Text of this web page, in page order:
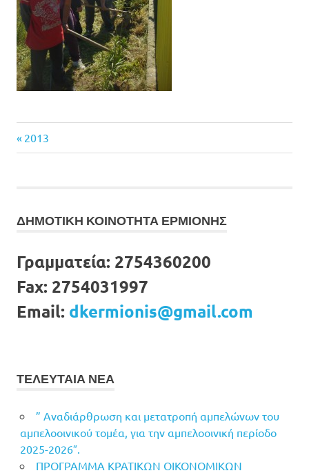
Πλοήγηση
Previous
Post:
2013
ΔΗΜΟΤΙΚΗ ΚΟΙΝΟΤΗΤΑ ΕΡΜΙΟΝΗΣ
Γραμματεία: 2754360200
Fax: 2754031997
Email: dkermionis@gmail.com
ΤΕΛΕΥΤΑΙΑ ΝΕΑ
” Αναδιάρθρωση και μετατροπή αμπελώνων του
αμπελοοινικού τομέα, για την αμπελοοινική περίοδο
2025-2026″.
ΠΡΟΓΡΑΜΜΑ ΚΡΑΤΙΚΩΝ ΟΙΚΟΝΟΜΙΚΩΝ